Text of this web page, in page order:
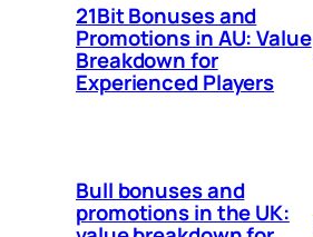
21Bit Bonuses and
Promotions in AU: Value
Breakdown for
Experienced Players
Bull bonuses and
promotions in the UK: